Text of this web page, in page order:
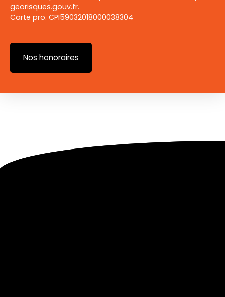
georisques.gouv.fr.
Carte pro. CPI59032018000038304
Nos honoraires